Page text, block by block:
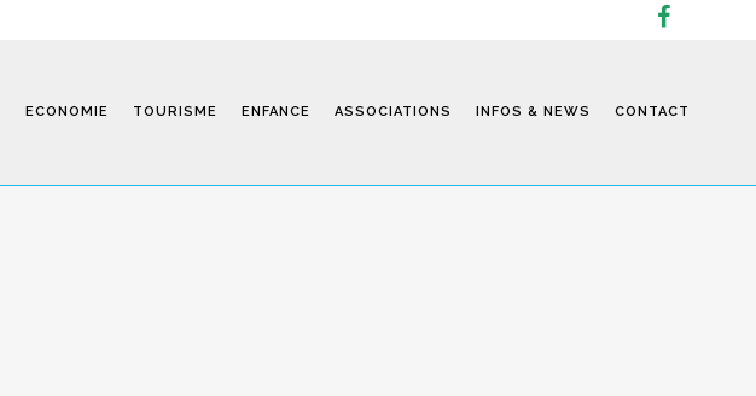
ECONOMIE TOURISME ENFANCE ASSOCIATIONS INFOS & NEWS CONTACT